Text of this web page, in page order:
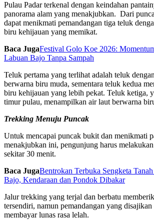
Pulau Padar terkenal dengan keindahan
panorama alam yang menakjubkan. Dari
dapat menikmati pemandangan tiga teluk
biru kehijauan yang memikat.
Baca JugaFestival Golo Koe 2026:
Labuan Bajo Tanpa Sampah
Teluk pertama yang terlihat adalah teluk
berwarna biru muda, sementara teluk kedua
biru kehijauan yang lebih pekat. Teluk ketiga,
timur pulau, menampilkan air laut berwarna
Trekking Menuju Puncak
Untuk mencapai puncak bukit dan menikmati
menakjubkan ini, pengunjung harus
sekitar 30 menit.
Baca JugaBentrokan Terbuka Sengketa
Bajo, Kendaraan dan Pondok Dibakar
Jalur trekking yang terjal dan berbatu
tersendiri, namun pemandangan yang
membayar lunas rasa lelah.